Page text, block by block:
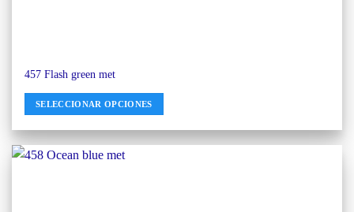
457 Flash green met
SELECCIONAR OPCIONES